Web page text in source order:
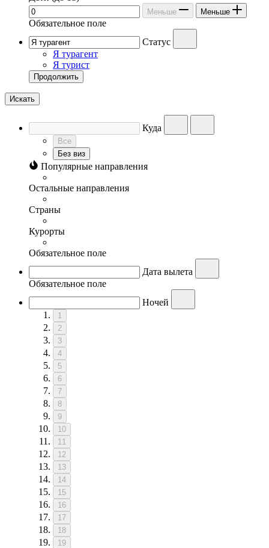
Меньше Меньше
Обязательное поле
Статус
Я турагент
Я турист
Продолжить
Искать
Куда
Все
Без виз
Популярные направления
Остальные направления
Страны
Курорты
Обязательное поле
Дата вылета
Обязательное поле
Ночей
1
2
3
4
5
6
7
8
9
10
11
12
13
14
15
16
17
18
19